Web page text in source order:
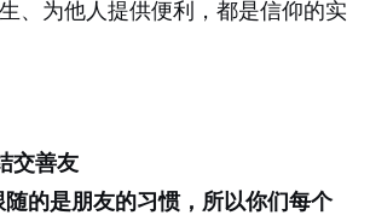
、为他人提供便利，都是信仰的实
交善友
随的是朋友的习惯，所以你们每个